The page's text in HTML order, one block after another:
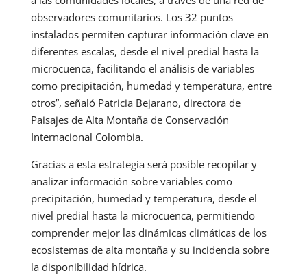
observadores comunitarios. Los 32 puntos
instalados permiten capturar información clave en
diferentes escalas, desde el nivel predial hasta la
microcuenca, facilitando el análisis de variables
como precipitación, humedad y temperatura, entre
otros”, señaló Patricia Bejarano, directora de
Paisajes de Alta Montaña de Conservación
Internacional Colombia.
Gracias a esta estrategia será posible recopilar y
analizar información sobre variables como
precipitación, humedad y temperatura, desde el
nivel predial hasta la microcuenca, permitiendo
comprender mejor las dinámicas climáticas de los
ecosistemas de alta montaña y su incidencia sobre
la disponibilidad hídrica.